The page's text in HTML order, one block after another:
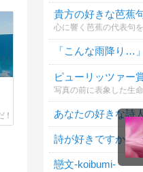
貴方の好きな芭蕉
「こんな雨降り…」
あなたの好きな詩
戀文-koibumi-